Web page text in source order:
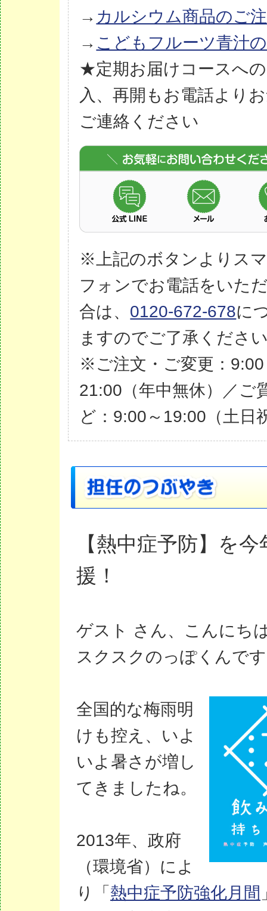
→ カルシウム商品のご
→ こどもフルーツ青汁
★定期お届けコースへ
入、再開もお電話より
ご連絡ください
※上記のボタンよりス
フォンでお電話をいた
合は、 0120-672-678に
ますのでご了承くださ
※ご注文・ご変更：
21:00（年中無休）／ご
ど：9:00～19:00（土日
【熱中症予防】を
援！
ゲスト さん、こんにち
スクスクのっぽくんで
全国的な梅雨明
けも控え、いよ
いよ暑さが増し
てきましたね。
2013年、 政府
（環境省）によ
り「 熱中症予防強化月間